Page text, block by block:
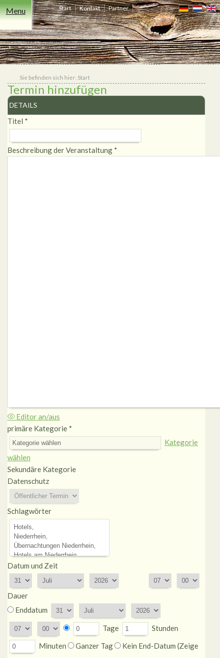
Menu
Freizeit
Übernachten
Events
Essen
&
Trinken
Niederrhein
Heiraten
Shop
Start Kontakt Partner
Sie befinden sich hier: Start
Termin hinzufügen
DETAILS
Titel *
Beschreibung der Veranstaltung *
Editor an/aus
primäre Kategorie *
Kategorie
wählen
Sekundäre Kategorie
Datenschutz
Schlagwörter
Datum und Zeit
Dauer
Enddatum
Tage
Stunden
Minuten
Ganzer Tag
Kein End-Datum (Zeige